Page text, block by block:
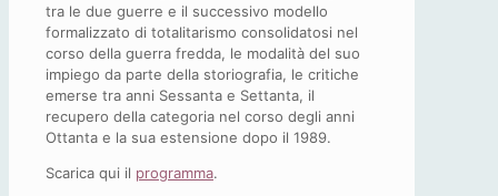
tra le due guerre e il successivo modello
formalizzato di totalitarismo consolidatosi nel
corso della guerra fredda, le modalità del suo
impiego da parte della storiografia, le critiche
emerse tra anni Sessanta e Settanta, il
recupero della categoria nel corso degli anni
Ottanta e la sua estensione dopo il 1989.
Scarica qui il programma.